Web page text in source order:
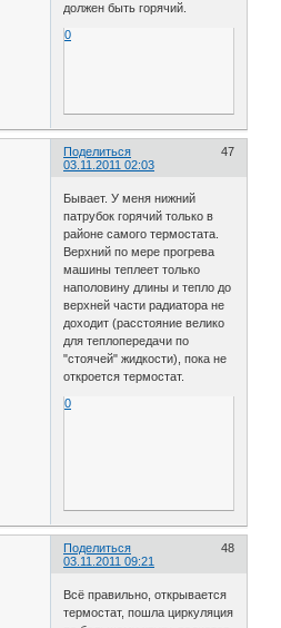
должен быть горячий.
0
Поделиться
47
03.11.2011 02:03
Бывает. У меня нижний
патрубок горячий только в
районе самого термостата.
Верхний по мере прогрева
машины теплеет только
наполовину длины и тепло до
верхней части радиатора не
доходит (расстояние велико
для теплопередачи по
"стоячей" жидкости), пока не
откроется термостат.
0
Поделиться
48
03.11.2011 09:21
Всё правильно, открывается
термостат, пошла циркуляция